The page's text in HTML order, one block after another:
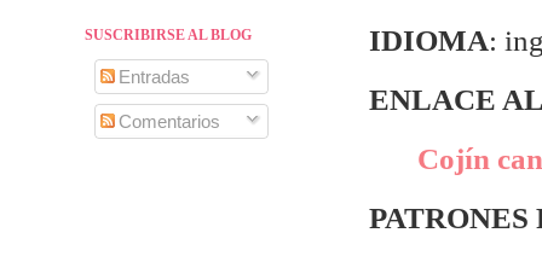
IDIOMA:
ENLACE
Cojín
SUSCRIBIRSE AL BLOG
Entradas
Comentarios